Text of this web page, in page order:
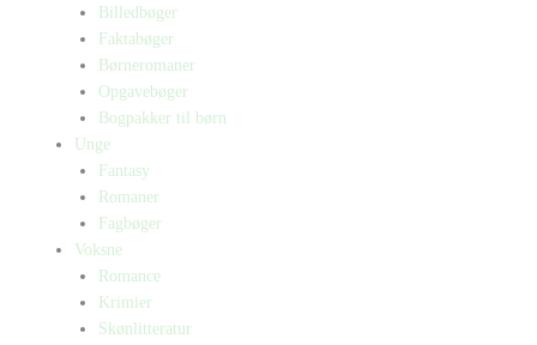
Billedbøger
Faktabøger
Børneromaner
Opgavebøger
Bogpakker til børn
Unge
Fantasy
Romaner
Fagbøger
Voksne
Romance
Krimier
Skønlitteratur